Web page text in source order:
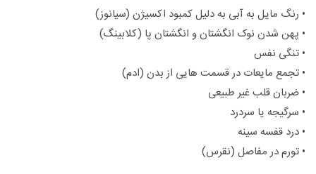
• رنگ مایل به آبی به دلیل کمبود اکسیژن (سیانوز)
• پهن شدن نوک انگشتان و انگشتان پا (کلابینگ)
• تنگی نفس
• تجمع مایعات در قسمت هایی از بدن (ادم)
• ضربان قلب غیر طبیعی
• سرگیجه یا سردرد
• درد قفسه سینه
• تورم در مفاصل (نقرس)